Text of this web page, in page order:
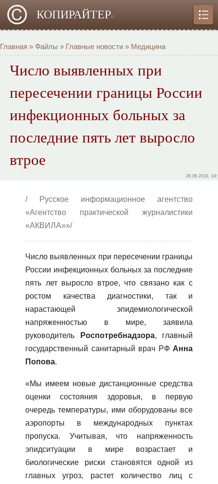
КОПИРАЙТЕРα
Главная » Файлы » Главные новости » Медицина
Число выявленных при
пересечении границы России
инфекционных больных за
последние пять лет выросло
втрое
26.06.2019,
/ Русское информационное агентство
«Агентство практической журналистики
«АКВИЛА»»/
Число выявленных при пересечении границы
России инфекционных больных за последние
пять лет выросло втрое, что связано как с
ростом качества диагностики, так и
нарастающей эпидемиологической
напряженностью в мире, заявила
руководитель
Роспотребнадзора, главный
государственный санитарный врач РФ Анна
Попова.
«Мы имеем новые дистанционные средства
оценки состояния здоровья, в первую
очередь температуры, ими оборудованы все
аэропорты в международных пунктах
пропуска. Учитывая, что напряженность
эпидситуации в мире возрастает и
биологические риски становятся одной из
главных угроз, растет количество лиц с